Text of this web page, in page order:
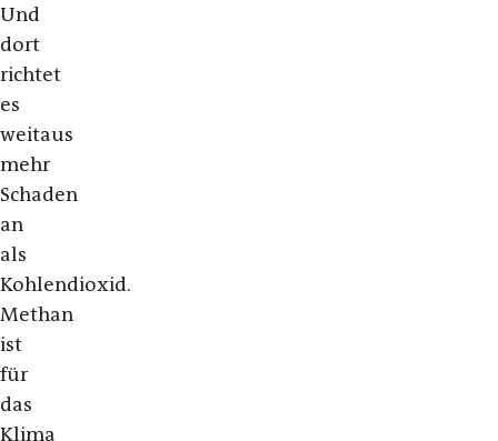
Und
dort
richtet
es
weitaus
mehr
Schaden
an
als
Kohlendioxid.
Methan
ist
für
das
Klima